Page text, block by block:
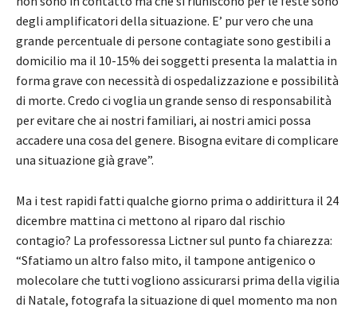
degli amplificatori della situazione. E’ pur vero che una
grande percentuale di persone contagiate sono gestibili a
domicilio ma il 10-15% dei soggetti presenta la malattia in
forma grave con necessità di ospedalizzazione e possibilità
di morte. Credo ci voglia un grande senso di responsabilità
per evitare che ai nostri familiari, ai nostri amici possa
accadere una cosa del genere. Bisogna evitare di complicare
una situazione già grave”.
Ma i test rapidi fatti qualche giorno prima o addirittura il 24
dicembre mattina ci mettono al riparo dal rischio
contagio? La professoressa Lictner sul punto fa chiarezza:
“Sfatiamo un altro falso mito, il tampone antigenico o
molecolare che tutti vogliono assicurarsi prima della vigilia
di Natale, fotografa la situazione di quel momento ma non